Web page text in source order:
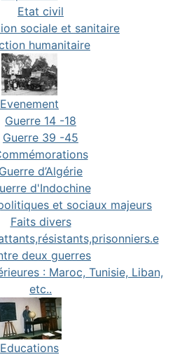
Etat civil
sociale et sanitaire
humanitaire
Evenement
Guerre 14 -18
Guerre 39 -45
Guerre d’Algérie
d'Indochine
et sociaux majeurs
Faits divers
deux guerres
: Maroc, Tunisie, Liban,
etc..
Educations